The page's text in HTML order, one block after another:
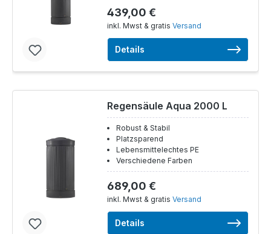
439,00 €
inkl. Mwst & gratis Versand
Details
Regensäule Aqua 2000 L
Robust & Stabil
Platzsparend
Lebensmittelechtes PE
Verschiedene Farben
689,00 €
inkl. Mwst & gratis Versand
Details